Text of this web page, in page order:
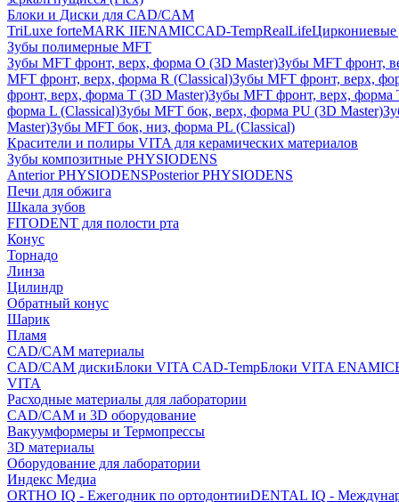
Блоки и Диски для CAD/CAM
TriLuxe forteMARK IIENAMICCAD-TempRealLifeЦиркониевые
Зубы полимерные MFT
Зубы MFT фронт, верх, форма O (3D Master)Зубы MFT фронт,
MFT фронт, верх, форма R (Classical)Зубы MFT фронт, верх,
фронт, верх, форма T (3D Master)Зубы MFT фронт, верх, форма
форма L (Classical)Зубы MFT бок, верх, форма PU (3D Master)
Master)Зубы MFT бок, низ, форма PL (Classical)
Красители и полиры VITA для керамических материалов
Зубы композитные PHYSIODENS
Anterior PHYSIODENSPosterior PHYSIODENS
Печи для обжига
Шкала зубов
FITODENT для полости рта
Конус
Торнадо
Линза
Цилиндр
Обратный конус
Шарик
Пламя
CAD/CAM материалы
CAD/CAM дискиБлоки VITA CAD-TempБлоки VITA ENAMIC
VITA
Расходные материалы для лаборатории
CAD/CAM и 3D оборудование
Вакуумформеры и Термопрессы
3D материалы
Оборудование для лаборатории
Индекс Медиа
ORTHO IQ - Ежегодник по ортодонтииDENTAL IQ -